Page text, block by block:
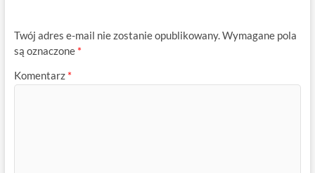
Twój adres e-mail nie zostanie opublikowany.Wymagane pola
są oznaczone *
Komentarz *